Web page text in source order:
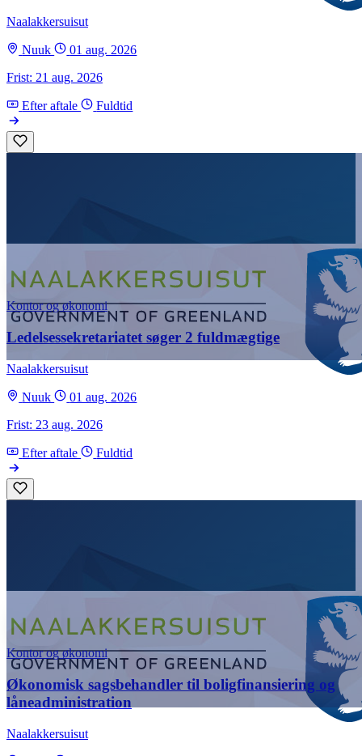
Naalakkersuisut
Nuuk
01 aug. 2026
Frist: 21 aug. 2026
Efter aftale Fuldtid
Kontor og økonomi
Ledelsessekretariatet søger 2 fuldmægtige
Naalakkersuisut
Nuuk
01 aug. 2026
Frist: 23 aug. 2026
Efter aftale Fuldtid
Kontor og økonomi
Økonomisk sagsbehandler til boligfinansiering og
låneadministration
Naalakkersuisut